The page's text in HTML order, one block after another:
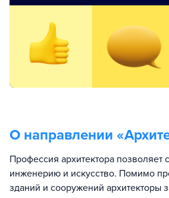
О направлении «
Профессия архитектора позволяет
инженерию и искусство. Помимо
зданий и сооружений архитекторы